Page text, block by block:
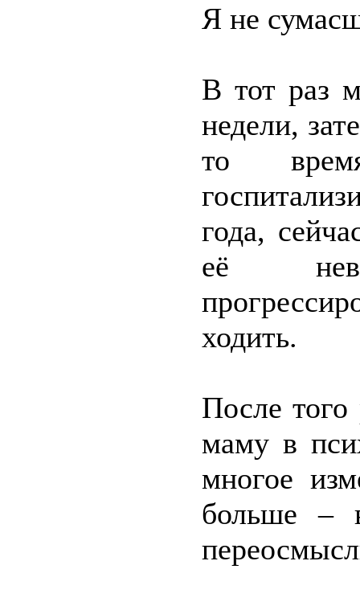
Я не
В тот раз
недели,
то
года,
её
ходить.
После того
маму в
многое
больше –